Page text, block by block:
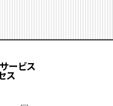
サービス
ス